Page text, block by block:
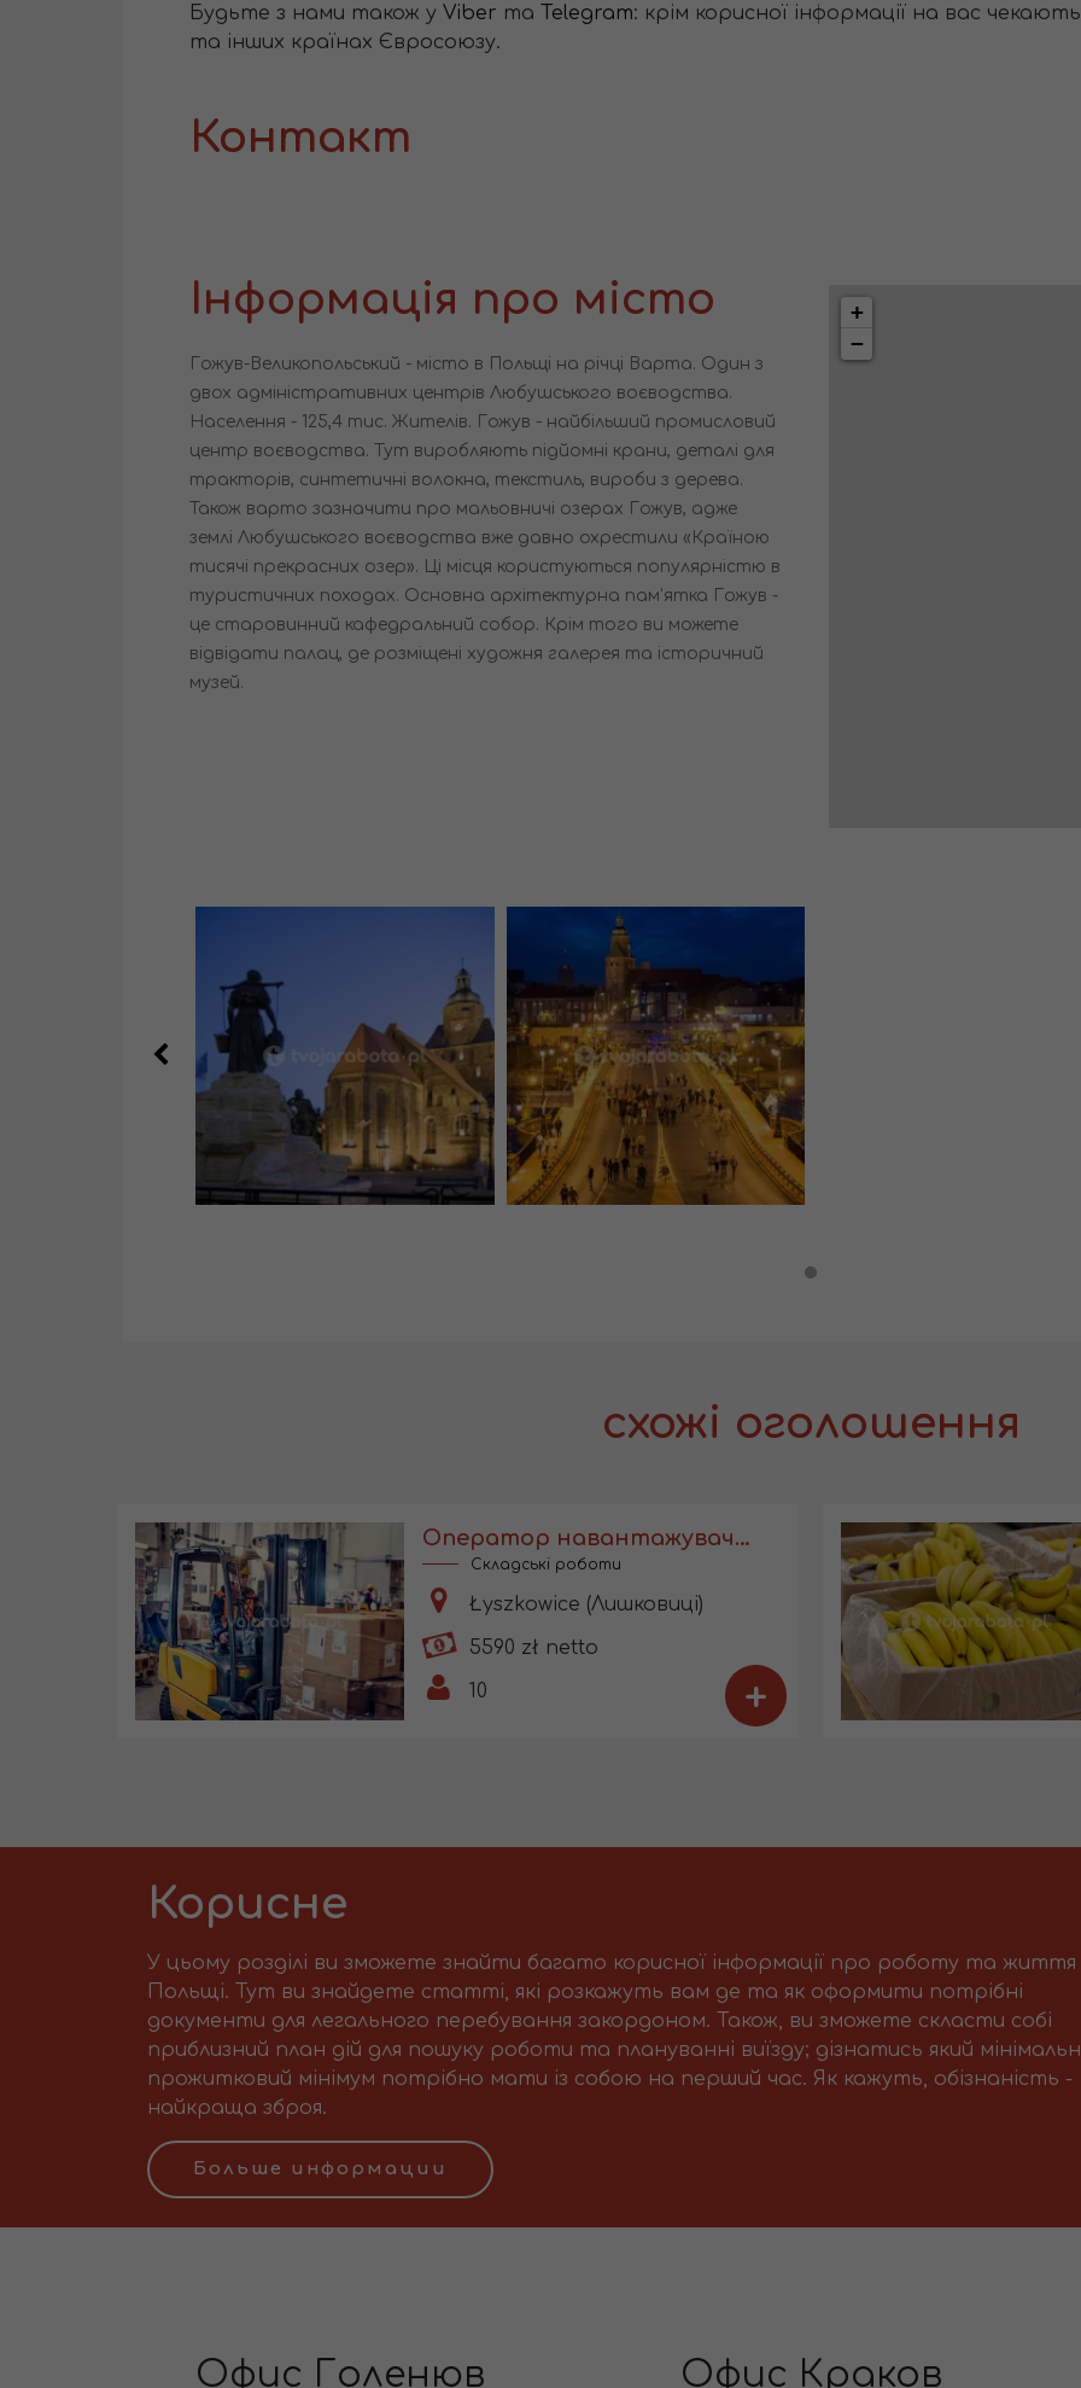
Будьте з нами також у Viber та Telegram: крім корисної інформації на вас
та інших країнах Євросоюзу.
Контакт
Інформація про місто
Гожув-Великопольський - місто в Польщі на річці Варта. Один з
двох адміністративних центрів Любушського воєводства.
Населення - 125,4 тис. Жителів. Гожув - найбільший промисловий
центр воєводства. Тут виробляють підйомні крани, деталі для
тракторів, синтетичні волокна, текстиль, вироби з дерева.
Також варто зазначити про мальовничі озерах Гожув, адже
землі Любушського воєводства вже давно охрестили «Країною
тисячі прекрасних озер». Ці місця користуються популярністю в
туристичних походах. Основна архітектурна пам'ятка Гожув -
це старовинний кафедральний собор. Крім того ви можете
відвідати палац, де розміщені художня галерея та історичний
музей.
+
−
схожі оголошення
Оператор навантажувача з UDT на складі
Складські роботи
Łyszkowice (Лишковиці)
5590 zł netto
10
+
Корисне
У цьому розділі ви зможете знайти багато корисної інформації про роботу та життя
Польщі. Тут ви знайдете статті, які розкажуть вам де та як оформити потрібні
документи для легального перебування закордоном. Також, ви зможете скласти собі
приблизний план дій для пошуку роботи та плануванні виїзду; дізнатись який
прожитковий мінімум потрібно мати із собою на перший час. Як кажуть, обізнаність -
найкраща зброя.
Больше информации
Офис Голенюв Офис Краков